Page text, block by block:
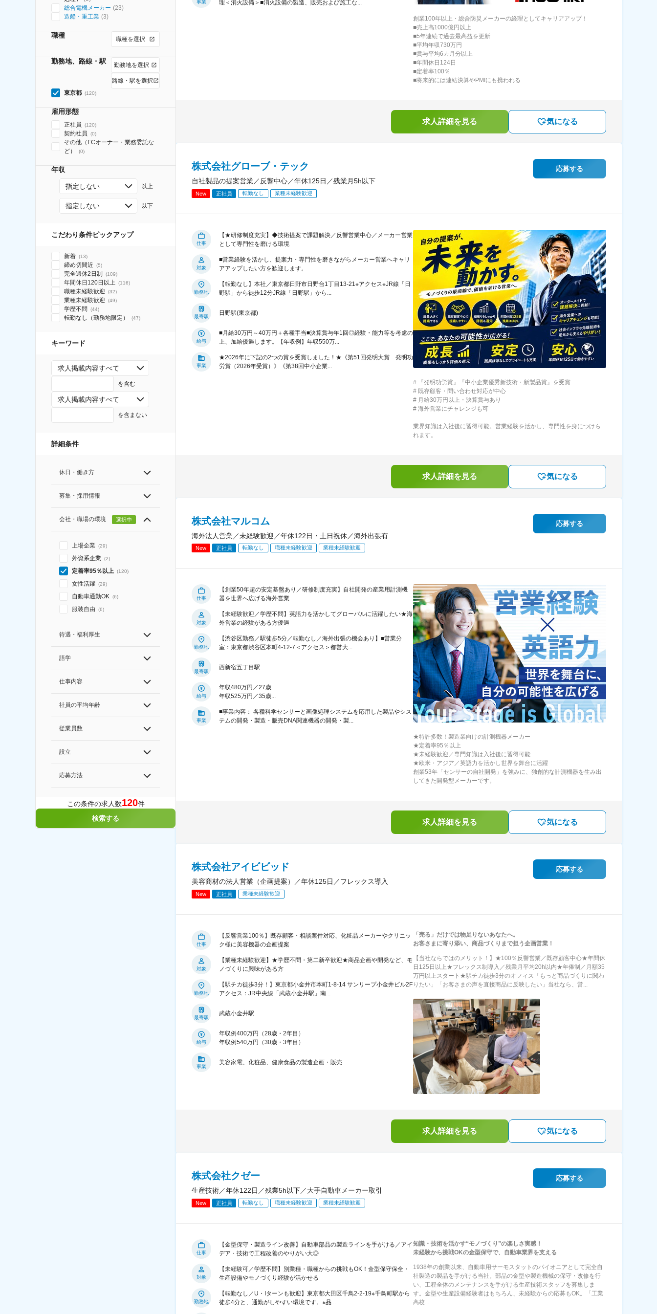
総合電機メーカー (23)
造船・重工業 (3)
職種 職種を選択
勤務地、路線・駅 勤務地を選択
路線・駅を選択
東京都 (120)
雇用形態
正社員 (120)
契約社員 (0)
その他（FCオーナー・業務委託な
ど）
(0)
年収
指定しない 以上
指定しない 以下
こだわり条件ピックアップ
新着 (13)
締め切間近 (5)
完全週休2日制 (109)
年間休日120日以上 (116)
職種未経験歓迎 (32)
業種未経験歓迎 (49)
学歴不問 (44)
転勤なし（勤務地限定） (47)
キーワード
求人掲載内容すべて
を含む
求人掲載内容すべて
を含まない
詳細条件
休日・働き方
募集・採用情報
会社・職場の環境 選択中
上場企業 (29)
外資系企業 (2)
定着率95％以上 (120)
女性活躍 (29)
自動車通勤OK (6)
服装自由 (6)
待遇・福利厚生
語学
仕事内容
社員の平均年齢
従業員数
設立
応募方法
この条件の求人数120件
検索する
事業 理＜消火設備＞■消火設備の製造、販売および施工な...
創業100年以上・総合防災メーカーの経理としてキャリアアップ！
■売上高1000億円以上
■5年連続で過去最高益を更新
■平均年収730万円
■賞与平均6カ月分以上
■年間休日124日
■定着率100％
■将来的には連結決算やPMIにも携われる
求人詳細を見る 気になる
株式会社グローブ・テック
自社製品の提案営業／反響中心／年休125日／残業月5h以下
New 正社員 転勤なし 業種未経験歓迎
応募する
仕事
【★研修制度充実】◆技術提案で課題解決／反響営業中心／メーカー営業
として専門性を磨ける環境
対象
■営業経験を活かし、提案力・専門性を磨きながらメーカー営業へキャリ
アアップしたい方を歓迎します。
勤務地
【転勤なし】本社／東京都日野市日野台1丁目13-21※アクセス※JR線「日
野駅」から徒歩12分JR線「日野駅」から...
最寄駅
日野駅(東京都)
給与
■月給30万円～40万円＋各種手当■決算賞与年1回◎経験・能力等を考慮の
上、加給優遇します。【年収例】年収550万...
事業
★2026年に下記の2つの賞を受賞しました！★《第51回発明大賞 発明功
労賞（2026年受賞）》《第38回中小企業...
# 『発明功労賞』『中小企業優秀新技術・新製品賞』を受賞
# 既存顧客・問い合わせ対応が中心
# 月給30万円以上・決算賞与あり
# 海外営業にチャレンジも可
業界知識は入社後に習得可能。営業経験を活かし、専門性を身につけら
れます。
求人詳細を見る 気になる
株式会社マルコム
海外法人営業／未経験歓迎／年休122日・土日祝休／海外出張有
New 正社員 転勤なし 職種未経験歓迎 業種未経験歓迎
応募する
仕事
【創業50年超の安定基盤あり／研修制度充実】自社開発の産業用計測機
器を世界へ広げる海外営業
対象
【未経験歓迎／学歴不問】英語力を活かしてグローバルに活躍したい★海
外営業の経験がある方優遇
勤務地
【渋谷区勤務／駅徒歩5分／転勤なし／海外出張の機会あり】■営業分
室：東京都渋谷区本町4-12-7＜アクセス＞都営大...
最寄駅
西新宿五丁目駅
給与
年収480万円／27歳
年収525万円／35歳...
事業
■事業内容： 各種科学センサーと画像処理システムを応用した製品やシス
テムの開発・製造・販売DNA関連機器の開発・製...
★特許多数！製造業向けの計測機器メーカー
★定着率95％以上
★未経験歓迎／専門知識は入社後に習得可能
★欧米・アジア／英語力を活かし世界を舞台に活躍
創業53年「センサーの自社開発」を強みに、独創的な計測機器を生み出
してきた開発型メーカーです。
求人詳細を見る 気になる
株式会社アイビビッド
美容商材の法人営業（企画提案）／年休125日／フレックス導入
New 正社員 業種未経験歓迎
応募する
仕事
【反響営業100％】既存顧客・相談案件対応、化粧品メーカーやクリニッ
ク様に美容機器の企画提案
対象
【業種未経験歓迎】★学歴不問・第二新卒歓迎★商品企画や開発など、モ
ノづくりに興味がある方
勤務地
【駅チカ徒歩3分！】東京都小金井市本町1-8-14 サンリープ小金井ビル2F
アクセス：JR中央線「武蔵小金井駅」南...
最寄駅
武蔵小金井駅
給与
年収例400万円（28歳・2年目）
年収例540万円（30歳・3年目）
事業
美容家電、化粧品、健康食品の製造企画・販売
「売る」だけでは物足りないあなたへ。
お客さまに寄り添い、商品づくりまで担う企画営業！
【当社ならではのメリット！】★100％反響営業／既存顧客中心★年間休
日125日以上★フレックス制導入／残業月平均20h以内★年俸制／月額35
万円以上スタート★駅チカ徒歩3分のオフィス「もっと商品づくりに関わ
りたい」「お客さまの声を直接商品に反映したい」当社なら、営...
求人詳細を見る 気になる
株式会社クゼー
生産技術／年休122日／残業5h以下／大手自動車メーカー取引
New 正社員 転勤なし 職種未経験歓迎 業種未経験歓迎
応募する
仕事
【金型保守・製造ライン改善】自動車部品の製造ラインを手がける／アイ
デア・技術で工程改善のやりがい大◎
対象
【未経験可／学歴不問】別業種・職種からの挑戦もOK！金型保守保全・
生産設備やモノづくり経験が活かせる
勤務地
【転勤なし／U・Iターンも歓迎】東京都大田区千鳥2-2-19※千鳥町駅から
徒歩4分と、通勤がしやすい環境です。※品...
知識・技術を活かす“モノづくり”の楽しさ実感！
未経験から挑戦OKの金型保守で、自動車業界を支える
1938年の創業以来、自動車用サーモスタットのパイオニアとして完全自
社製造の製品を手がける当社。部品の金型や製造機械の保守・改修を行
い、工程全体のメンテナンスを手がける生産技術スタッフを募集しま
す。金型や生産設備経験者はもちろん、未経験からの応募もOK。「工業
高校...